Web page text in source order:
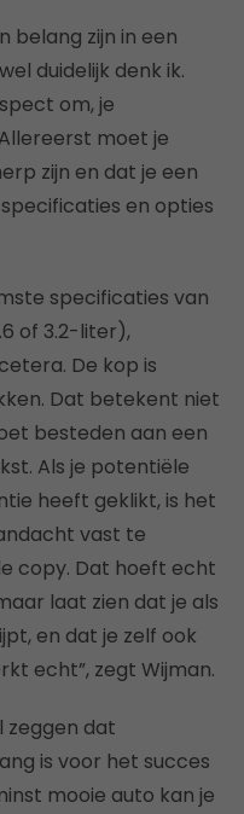
belang zijn in een
duidelijk denk ik.
om, je
moet je
zijn en dat je een
en opties
specificaties van
of 3.2-liter),
De kop is
Dat betekent niet
besteden aan een
Als je potentiële
heeft geklikt, is het
vast te
copy. Dat hoeft echt
laat zien dat je als
en dat je zelf ook
echt”, zegt Wijman.
zeggen dat
is voor het succes
mooie auto kan je